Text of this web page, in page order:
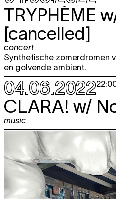
TRYPHÈME
[cancelled]
concert
Synthetische zomerdromen
en golvende ambient.
04.06.2022
CLARA! w/
music